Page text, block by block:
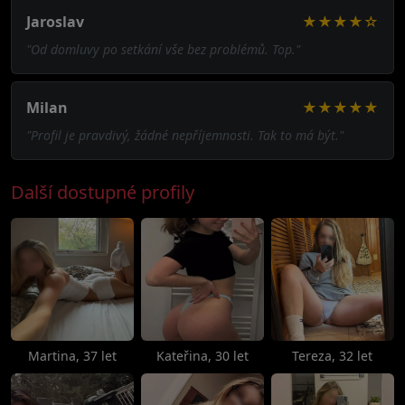
Jaroslav ★★★★☆
"Od domluvy po setkání vše bez problémů. Top."
Milan ★★★★★
"Profil je pravdivý, žádné nepříjemnosti. Tak to má být."
Další dostupné profily
Martina, 37 let Kateřina, 30 let Tereza, 32 let